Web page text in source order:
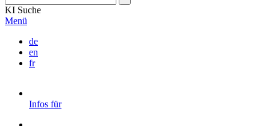
KI Suche
Menü
de
en
fr
Infos für